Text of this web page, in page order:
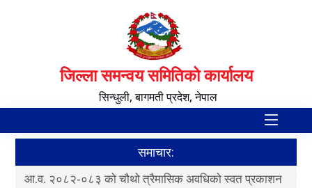
जिल्ला समन्वय समितिको कार्यालय
सिन्धुली, बागमती प्रदेश, नेपाल
समाचार:
आ.व. २०८२-०८३ को चौथो त्रैमासिक अवधिको स्वत प्रकाशन